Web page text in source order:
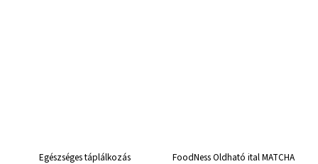
Egészséges táplálkozás
FoodNess Oldható ital MATCHA